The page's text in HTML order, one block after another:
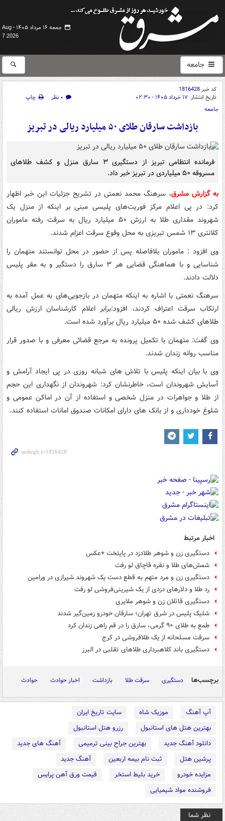
جمعه ۱۶ مرداد ۱۴۰۵ -
Aug
7 2026
جامعه
کد خبر1816428
تاریخ انتشار: ۱۷ خرداد ۱۴۰۵ - ۰۲:۳۰ ۰ نظر
چاپ
جامعه
بازداشت سارقان طلای ۵۰ میلیارد ریالی در تبریز
فرمانده انتظامی تبریز از دستگیری ۳ سارق منزل و کشف طلاهای
مسروقه ۵۰ میلیاردی در تبریز خبر داد.
به گزارش مشرق، سرهنگ محمد نعمتی در تشریح جزئیات این خبر اظهار
کرد: در پی اعلام مرکز فوریت‌های پلیسی مبنی بر اینکه از منزل یک
شهروند مقداری طلا به ارزش ۵۰ میلیارد ریال به سرقت رفته ماموران
کلانتری ۱۳ شمس تبریزی به محل وقوع سرقت اعزام شدند.
وی افزود : ماموران بلافاصله پس از حضور در محل توانستند متهمان را
شناسایی و با هماهنگی قضایی هر ۳ سارق را دستگیر و به مقر پلیس
دلالت دادند.
سرهنگ نعمتی با اشاره به اینکه متهمان در بازجویی‌های به عمل آمده به
ارتکاب سرقت اعتراف کردند، افزود:برابر اعلام کارشناسان ارزش‌ ریالی
طلاهای کشف شده ۵۰ میلیارد ریال برآورد شده است.
وی گفت: متهمان با تکمیل پرونده به مرجع قضائی معرفی و با صدور قرار
مناسب روانه زندان شدند.
وی با بیان اینکه پلیس با تلاش های شبانه روزی در پی ایجاد آرامش و
آسایش شهروندان است، خاطرنشان کرد: شهروندان از نگهداری این حجم
از طلا و جواهرات در منزل شخصی و استفاده از آن در اماکن عمومی و
شلوغ خودداری و از بانک های دارای امکانات صندوق امانات استفاده کنند.
اخبار مرتبط
دستگیری زن و شوهر طلادزد در پایتخت +عکس
شمش‌های طلا و نقره قاچاق لو رفت
دستگیری زن و مرد متهم به قطع دست یک شهروند شیرازی در ورامین
رد طلا و دلارهای دزدی از یک شیرینی‌فروشی لو رفت
دستگیری قاتلان زن و شوهر ملایری
شلیک پلیس در شرق تهران؛ سارقان خودرو زمین‌گیر شدند
طمع به طلای ۹۰ گرمی، سارق را در قم راهی زندان کرد
سرقت مسلحانه از یک طلافروشی در کرج
دستگیری باند کلاهبرداری طلاهای تقلبی در البرز
برچسب‌ها دستگیری سرقت طلا بازداشت اخبار حوادث حوادث
آپ آهنگ موزیک شاه
سایت تاریخ ایران
بهترین هتل های استانبول
رزرو هتل استانبول
دانلود آهنگ جدید
بهترین جراح بینی ترمیمی
آهنگ های جدید
پرشین هتل
ثبت نام بیمه اربعین
آهنگ جدید
مزایده خودرو
خرید بلیط استخر
قیمت ورق آهن پرایس
فروشنده مواد شیمیایی
نظر شما